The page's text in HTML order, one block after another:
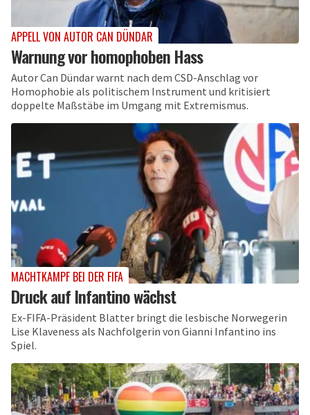
APPELL VON AUTOR CAN DÜNDAR
Warnung vor homophoben Hass
Autor Can Dündar warnt nach dem CSD-Anschlag vor
Homophobie als politischem Instrument und kritisiert
doppelte Maßstäbe im Umgang mit Extremismus.
MACHTKAMPF BEI DER FIFA
Druck auf Infantino wächst
Ex-FIFA-Präsident Blatter bringt die lesbische Norwegerin
Lise Klaveness als Nachfolgerin von Gianni Infantino ins
Spiel.